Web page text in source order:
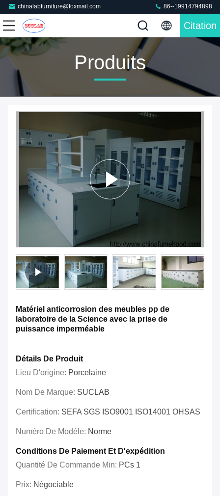
chinalabfurniture@foxmail.com 86--19914794898
Citation
Produits
Matériel anticorrosion des meubles pp de
laboratoire de la Science avec la prise de
puissance imperméable
Détails De Produit
Lieu D'origine: Porcelaine
Nom De Marque: SUCLAB
Certification: SEFA SGS ISO9001 ISO14001 OHSAS
Numéro De Modèle: Norme
Conditions De Paiement Et D'expédition
Quantité De Commande Min: PCs 1
Prix: Négociable